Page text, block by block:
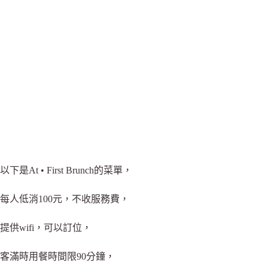
以下是At • First Brunch的菜單，
每人低消100元，不收服務費，
提供wifi，可以訂位，
客滿時用餐時間限90分鐘，